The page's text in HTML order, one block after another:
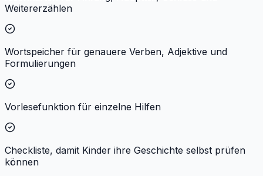
Weitererzählen
Wortspeicher für genauere Verben, Adjektive und
Formulierungen
Vorlesefunktion für einzelne Hilfen
Checkliste, damit Kinder ihre Geschichte selbst prüfen
können